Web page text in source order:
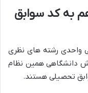
به کد سوابق
واحدی رشته های نظری
پیش دانشگاهی همین نظام